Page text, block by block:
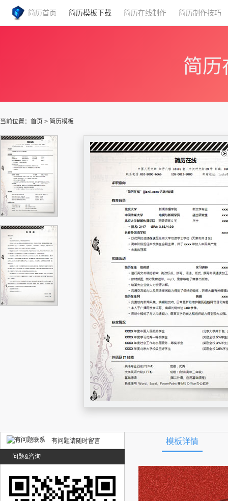
简历首页 简历模板下载 简历在线制作 简历制作技巧
简历
当前位置： 首页 > 简历模板
有问题请随时留言
问题&咨询
模板详情